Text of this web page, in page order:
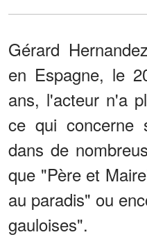
Gérard
en Espagne, le
ans, l'acteur n'a
ce qui
dans de
que "Père et
au paradis" ou
gauloises".